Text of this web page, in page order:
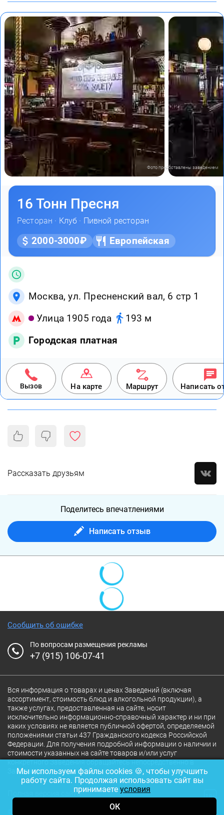
Фото предоставлены заведением
16 Тонн Пресня
Ресторан · Клуб · Пивной ресторан
2000-3000₽ Европейская
Москва, ул. Пресненский вал, 6 стр 1
Улица 1905 года
193 м
Городская платная
Вызов На карте Маршрут Написать
Рассказать друзьям
Поделитесь впечатлениями
Написать отзыв
Сообщить об ошибке
По вопросам размещения рекламы
+7 (915) 106-07-41
Вся информация о товарах и ценах Заведений (включая
ассортимент, стоимость блюд и алкогольной продукции), а
также услугах, предоставленная на сайте, носит
исключительно информационно-справочный характер и ни при
каких условиях не является публичной офертой, определяемой
положениями статьи 437 Гражданского кодекса Российской
Федерации. Для получения подробной информации о наличии и
стоимости указанных на сайте товаров и/или услуг
конкретного Заведения обращайтесь непосредственно в
Заведение.
Полная версия сайта 18+
Мы используем файлы cookies 🍪, чтобы улучшить
работу сайта. Продолжая использовать сайт вы
принимаете условия
ОК